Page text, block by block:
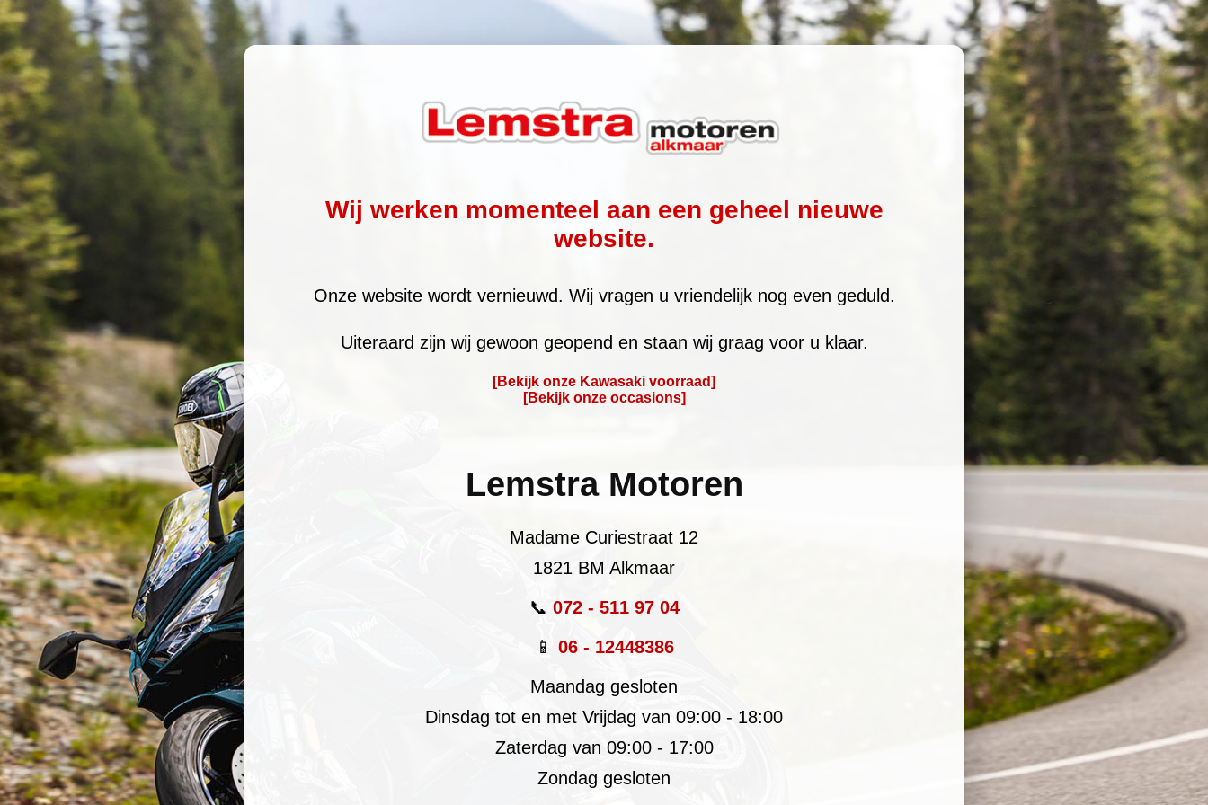
Wij werken momenteel aan een geheel nieuwe
website.
Onze website wordt vernieuwd. Wij vragen u vriendelijk nog even geduld.
Uiteraard zijn wij gewoon geopend en staan wij graag voor u klaar.
[Bekijk onze Kawasaki voorraad]
[Bekijk onze occasions]
Lemstra Motoren
Madame Curiestraat 12
1821 BM Alkmaar
📞 072 - 511 97 04
📱 06 - 12448386
Maandag gesloten
Dinsdag tot en met Vrijdag van 09:00 - 18:00
Zaterdag van 09:00 - 17:00
Zondag gesloten